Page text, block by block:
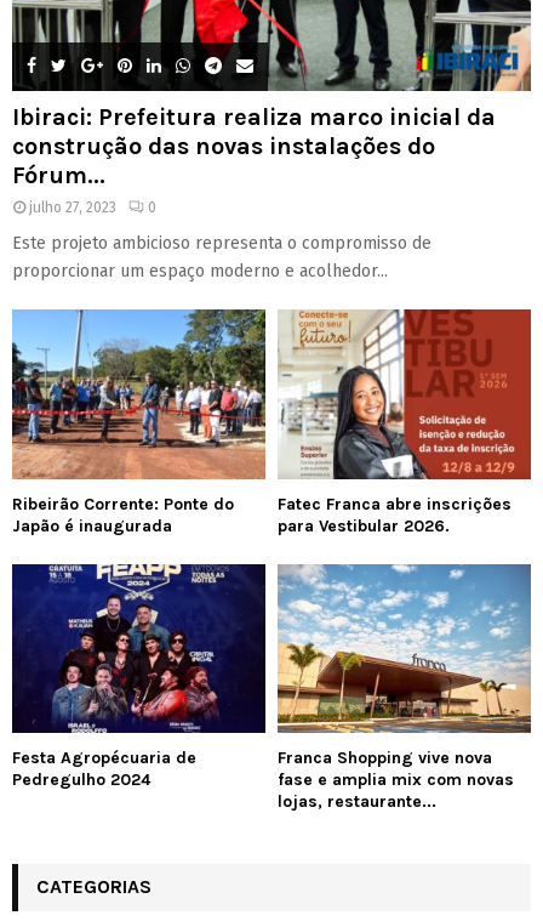
Ibiraci: Prefeitura realiza marco inicial da
construção das novas instalações do
Fórum...
julho 27, 2023 0
Este projeto ambicioso representa o compromisso de
proporcionar um espaço moderno e acolhedor...
Ribeirão Corrente: Ponte do
Japão é inaugurada
Fatec Franca abre inscrições
para Vestibular 2026.
Festa Agropécuaria de
Pedregulho 2024
Franca Shopping vive nova
fase e amplia mix com novas
lojas, restaurante...
CATEGORIAS